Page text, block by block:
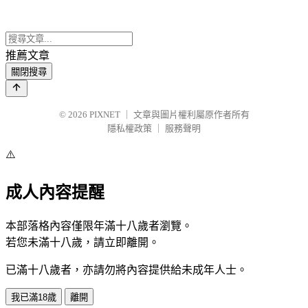
推薦文章
關閉搜尋
© 2026 PIXNET
文章與圖片權利屬原作者所有
隱私權政策
服務聲明
⚠️
成人內容提醒
本部落格內容僅限年滿十八歲者瀏覽。
若您未滿十八歲，請立即離開。
已滿十八歲者，亦請勿將內容提供給未成年人士。
我已滿18歲 離開